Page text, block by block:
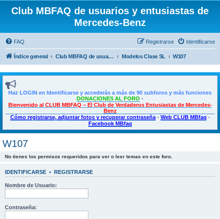
Club MBFAQ de usuarios y entusiastas de
Mercedes-Benz
FAQ Identificarse
Registrarse
Índice general Club MBFAQ de usuarios y entusiastas de Mercedes Benz Modelos Clase SL W107
Haz LOGIN en Identificarse y accederás a más de 90 subforos y más funciones
DONACIONES AL FORO -
Bienvenido al CLUB MBFAQ – El Club de Verdaderos Entusiastas de Mercedes-
Benz
Cómo registrarse, adjuntar fotos y recuperar contraseña- Web CLUB MBfaq -
Facebook MBfaq
W107
No tienes los permisos requeridos para ver o leer temas en este foro.
IDENTIFICARSE • REGISTRARSE
Nombre de Usuario:
Contraseña: